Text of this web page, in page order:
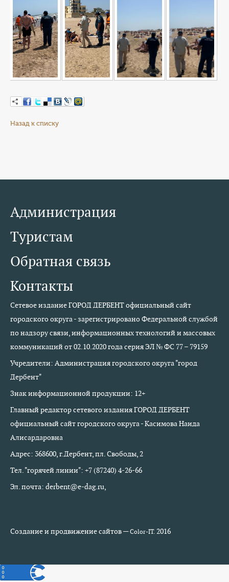
Назад к списку
Администрация
Туристам
Обратная связь
Контакты
Сетевое издание ГОРОД ДЕРБЕНТ официальный сайт
городского округа - зарегистрировано Федеральной службой
по надзору связи, информационных технологий и массовых
коммуникаций от 02.10.2020 года серия ЭЛ № ФС 77 – 79159
Учредители: Администрация городского округа "город
Дербент"
Знак информационной продукции: 12+
Главный редактор сетевого издания ГОРОД ДЕРБЕНТ
официальный сайт городского округа - Касимова Наида
Алисардаровна
Адрес: 368600, г.Дербент, пл. Свободы, 2
Тел. "горячей линии": +7 (87240) 4-26-66
Эл. почта: derbent@e-dag.ru,
Создание и продвижение сайтов —Color-IT.2016